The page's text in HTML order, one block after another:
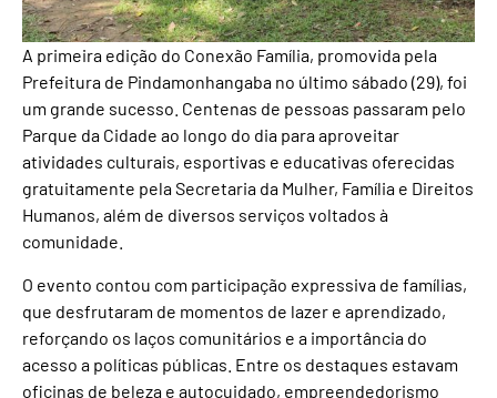
A primeira edição do Conexão Família, promovida pela
Prefeitura de Pindamonhangaba no último sábado (29), foi
um grande sucesso. Centenas de pessoas passaram pelo
Parque da Cidade ao longo do dia para aproveitar
atividades culturais, esportivas e educativas oferecidas
gratuitamente pela Secretaria da Mulher, Família e Direitos
Humanos, além de diversos serviços voltados à
comunidade.
O evento contou com participação expressiva de famílias,
que desfrutaram de momentos de lazer e aprendizado,
reforçando os laços comunitários e a importância do
acesso a políticas públicas. Entre os destaques estavam
oficinas de beleza e autocuidado, empreendedorismo